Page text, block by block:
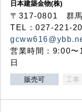
日本建築金物(株)
〒317‐0801 群
TEL：027-221-
営業時間：9:00〜
日
販売可 工事